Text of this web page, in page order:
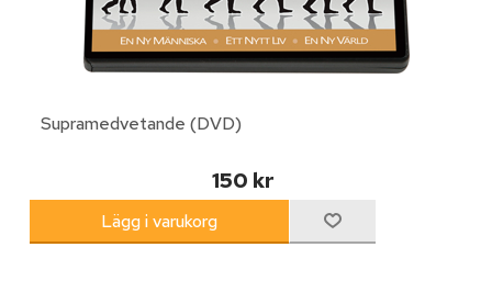
Supramedvetande (DVD)
150 kr